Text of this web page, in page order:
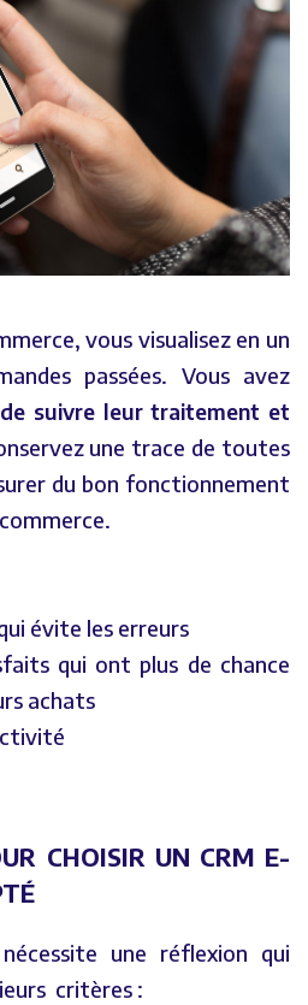
vous visualisez en un
passées. Vous avez
de suivre leur traitement et
une trace de toutes
du bon fonctionnement
évite les erreurs
qui ont plus de chance
achats
CHOISIR UN CRM E-
une réflexion qui
critères :